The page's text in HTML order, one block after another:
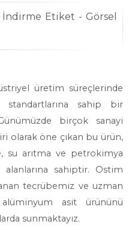
üretim süreçlerinde
standartlarına sahip bir
birçok sanayi
olarak öne çıkan bu ürün,
su arıtma ve petrokimya
sahiptir. Ostim
tecrübemiz ve uzman
asit ürününü
sunmaktayız.